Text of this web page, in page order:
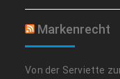
Markenrecht
Von der Serviette